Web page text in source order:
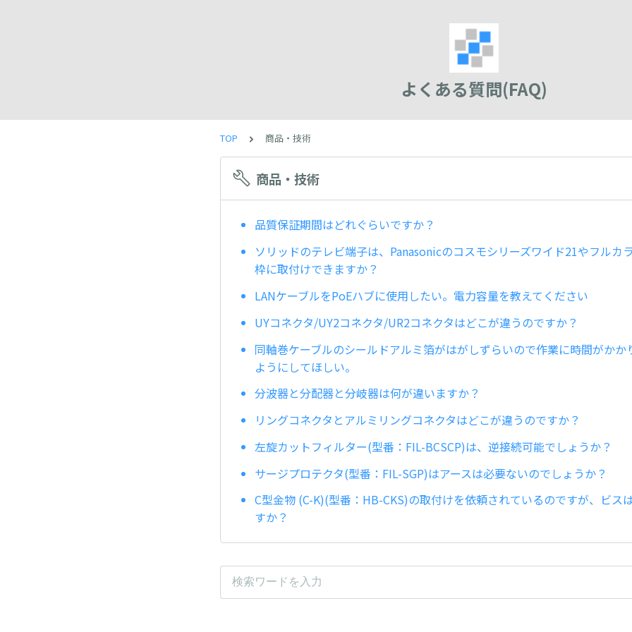
よくある質問(FAQ)
TOP 商品・技術
商品・技術
品質保証期間はどれぐらいですか？
ソリッドのテレビ端子は、Panasonicのコスモシリーズワイド21やフルカ
枠に取付けできますか？
LANケーブルをPoEハブに使用したい。電力容量を教えてください
UYコネクタ/UY2コネクタ/UR2コネクタはどこが違うのですか？
同軸巻ケーブルのシールドアルミ箔がはがしずらいので作業に時間がかか
ようにしてほしい。
分波器と分配器と分岐器は何が違いますか？
リングコネクタとアルミリングコネクタはどこが違うのですか？
左旋カットフィルター(型番：FIL-BCSCP)は、逆接続可能でしょうか？
サージプロテクタ(型番：FIL-SGP)はアースは必要ないのでしょうか？
C型金物 (C-K)(型番：HB-CKS)の取付けを依頼されているのですが、ビス
すか？